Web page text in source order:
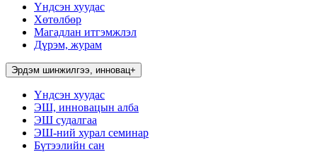
Үндсэн хуудас
Хөтөлбөр
Магадлан итгэмжлэл
Дүрэм, журам
Эрдэм шинжилгээ, инновац+
Үндсэн хуудас
ЭШ, инновацын алба
ЭШ судалгаа
ЭШ-ний хурал семинар
Бүтээлийн сан